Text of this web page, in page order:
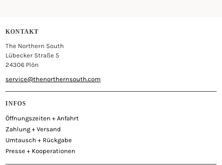
KONTAKT
The Northern South
Lübecker Straße 5
24306 Plön
service@thenorthernsouth.com
INFOS
Öffnungszeiten + Anfahrt
Zahlung + Versand
Umtausch + Rückgabe
Presse + Kooperationen